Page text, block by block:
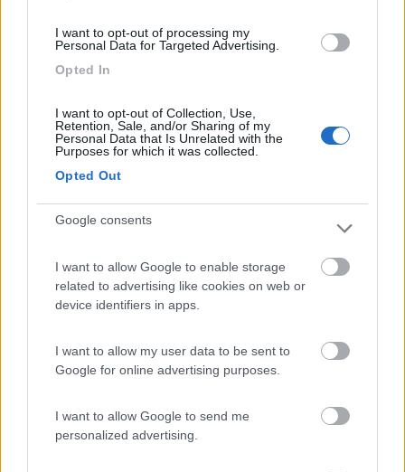
I want to opt-out of processing my
Personal Data for Targeted Advertising.
Opted In
I want to opt-out of Collection, Use,
Retention, Sale, and/or Sharing of my
Personal Data that Is Unrelated with the
Purposes for which it was collected.
Opted Out
Google consents
I want to allow Google to enable storage
related to advertising like cookies on web or
device identifiers in apps.
I want to allow my user data to be sent to
Google for online advertising purposes.
I want to allow Google to send me
personalized advertising.
Area di sosta (AA)
Salento Sosta Camper
Servizi / Posizione
A 8 km da Lecce, attigua alla concessionaria e
assistenza...
Via Preti di Campi, 10